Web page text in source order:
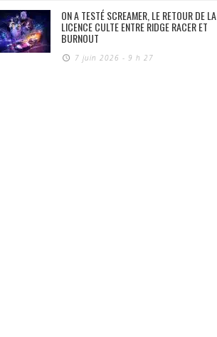
ON A TESTÉ SCREAMER, LE RETOUR DE LA
LICENCE CULTE ENTRE RIDGE RACER ET
BURNOUT
7 juin 2026 - 9 h 27